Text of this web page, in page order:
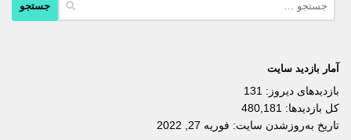
آمار بازدید سایت
بازدیدهای دیروز: 131
کل بازدیدها: 480,181
تاریخ به‌روزشدن سایت: فوریه 27, 2022